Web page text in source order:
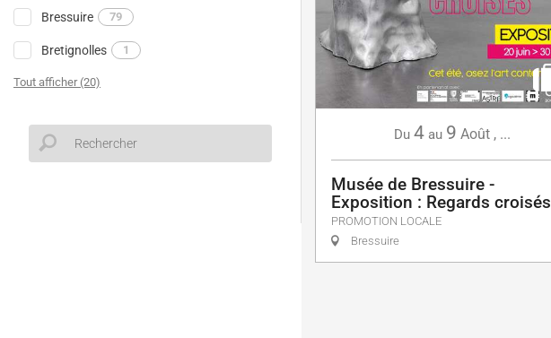
Bressuire 79
Bretignolles 1
Tout afficher (20)
Du 4 au 9 Août , ...
Musée de Bressuire -
Exposition : Regards croisés
PROMOTION LOCALE
Bressuire